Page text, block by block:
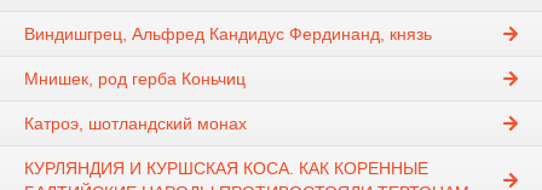
Виндишгрец, Альфред Кандидус Фердинанд, князь
Мнишек, род герба Коньчиц
Катроэ, шотландский монах
КУРЛЯНДИЯ И КУРШСКАЯ КОСА. КАК КОРЕННЫЕ